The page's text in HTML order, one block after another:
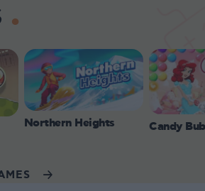
Northern Heights Candy